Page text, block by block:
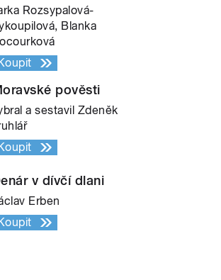
Rozsypalová-
Blanka
pověsti
a sestavil Zdeněk
v dívčí dlani
Erben